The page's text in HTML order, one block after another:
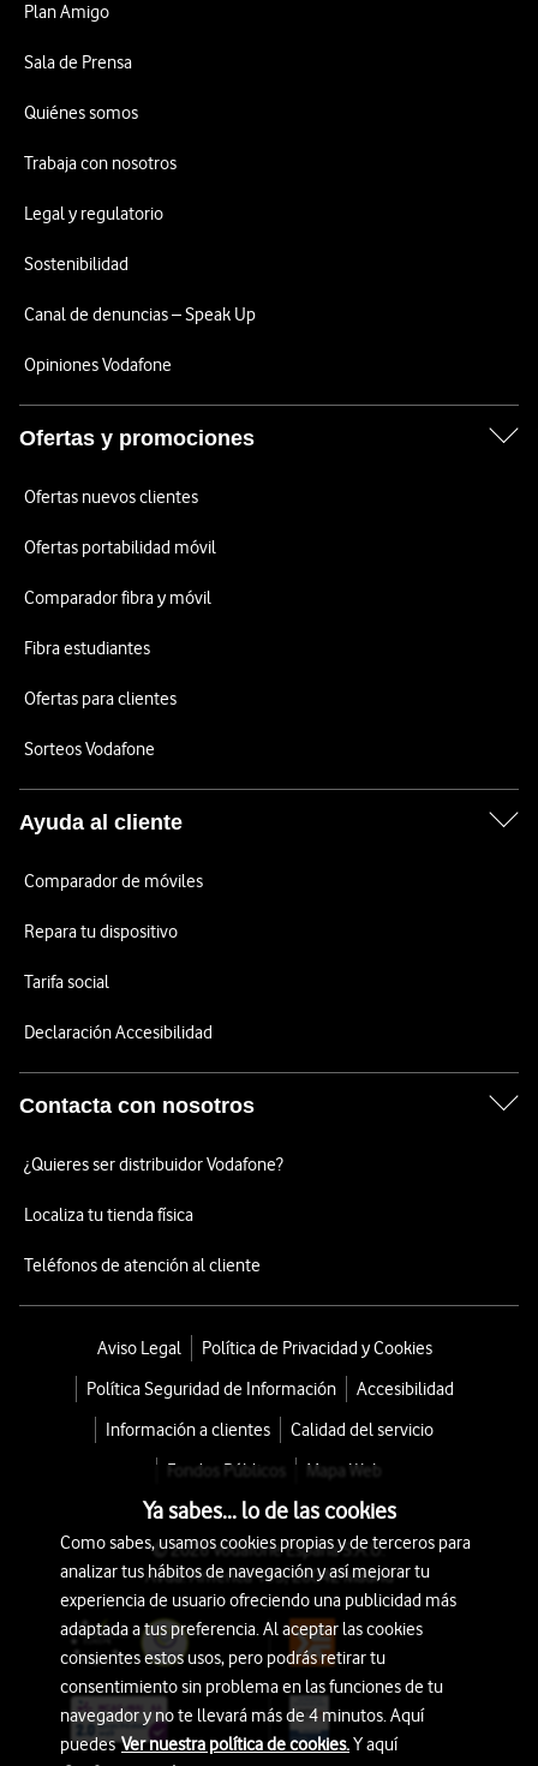
Plan Amigo
Sala de Prensa
Quiénes somos
Trabaja con nosotros
Legal y regulatorio
Sostenibilidad
Canal de denuncias – Speak Up
Opiniones Vodafone
Ofertas y promociones
Ofertas nuevos clientes
Ofertas portabilidad móvil
Comparador fibra y móvil
Fibra estudiantes
Ofertas para clientes
Sorteos Vodafone
Ayuda al cliente
Comparador de móviles
Repara tu dispositivo
Tarifa social
Declaración Accesibilidad
Contacta con nosotros
¿Quieres ser distribuidor Vodafone?
Localiza tu tienda física
Teléfonos de atención al cliente
Aviso Legal
Política de Privacidad y Cookies
Política Seguridad de Información
Accesibilidad
Información a clientes
Calidad del servicio
Fondos Públicos
Mapa Web
© 2026 Vodafone España S.A.U.
Avda. América 115, 28042 Madrid
Ya sabes... lo de las cookies
Como sabes, usamos cookies propias y de terceros para
analizar tus hábitos de navegación y así mejorar tu
experiencia de usuario ofreciendo una publicidad más
adaptada a tus preferencia. Al aceptar las cookies
consientes estos usos, pero podrás retirar tu
consentimiento sin problema en las funciones de tu
navegador y no te llevará más de 4 minutos. Aquí
puedesVer nuestra política de cookies.Y aquí